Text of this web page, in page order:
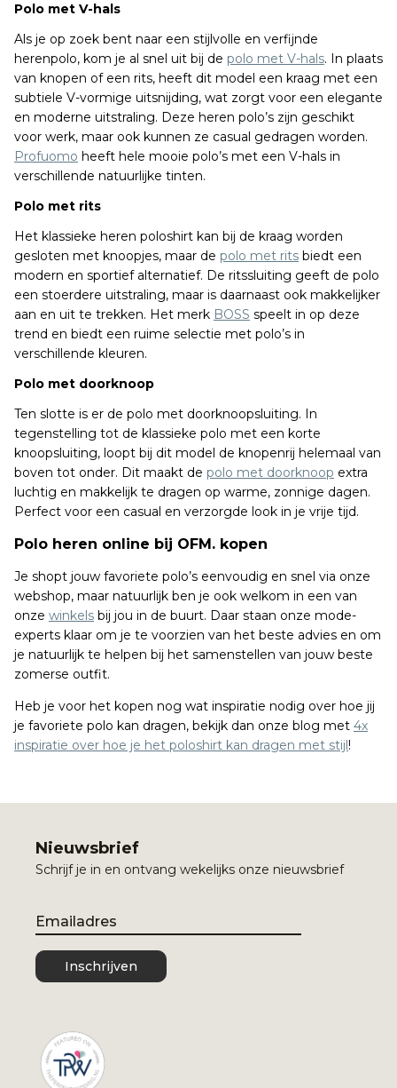
Polo met V-hals
Als je op zoek bent naar een stijlvolle en verfijnde
herenpolo, kom je al snel uit bij de polo met V-hals. In plaats
van knopen of een rits, heeft dit model een kraag met een
subtiele V-vormige uitsnijding, wat zorgt voor een elegante
en moderne uitstraling. Deze heren polo’s zijn geschikt
voor werk, maar ook kunnen ze casual gedragen worden.
Profuomo heeft hele mooie polo’s met een V-hals in
verschillende natuurlijke tinten.
Polo met rits
Het klassieke heren poloshirt kan bij de kraag worden
gesloten met knoopjes, maar de polo met rits biedt een
modern en sportief alternatief. De ritssluiting geeft de polo
een stoerdere uitstraling, maar is daarnaast ook makkelijker
aan en uit te trekken. Het merk BOSS speelt in op deze
trend en biedt een ruime selectie met polo’s in
verschillende kleuren.
Polo met doorknoop
Ten slotte is er de polo met doorknoopsluiting. In
tegenstelling tot de klassieke polo met een korte
knoopsluiting, loopt bij dit model de knopenrij helemaal van
boven tot onder. Dit maakt de polo met doorknoop extra
luchtig en makkelijk te dragen op warme, zonnige dagen.
Perfect voor een casual en verzorgde look in je vrije tijd.
Polo heren online bij OFM. kopen
Je shopt jouw favoriete polo’s eenvoudig en snel via onze
webshop, maar natuurlijk ben je ook welkom in een van
onze winkels bij jou in de buurt. Daar staan onze mode-
experts klaar om je te voorzien van het beste advies en om
je natuurlijk te helpen bij het samenstellen van jouw beste
zomerse outfit.
Heb je voor het kopen nog wat inspiratie nodig over hoe jij
je favoriete polo kan dragen, bekijk dan onze blog met 4x
inspiratie over hoe je het poloshirt kan dragen met stijl!
Nieuwsbrief
Schrijf je in en ontvang wekelijks onze nieuwsbrief
Email
Inschrijven